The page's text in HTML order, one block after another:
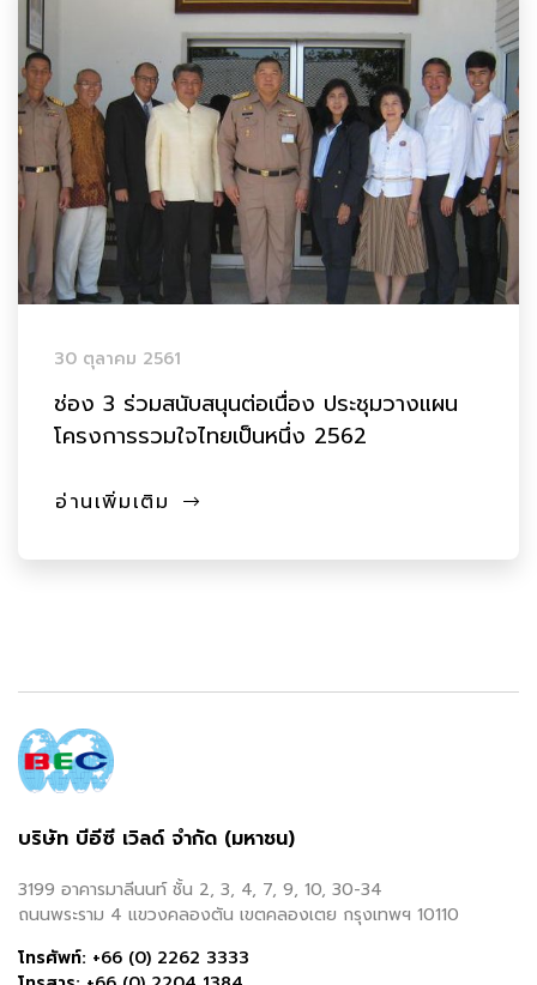
30 ตุลาคม 2561
ช่อง 3 ร่วมสนับสนุนต่อเนื่อง ประชุมวางแผน
โครงการรวมใจไทยเป็นหนึ่ง 2562
อ่านเพิ่มเติม
บริษัท บีอีซี เวิลด์ จำกัด (มหาชน)
3199 อาคารมาลีนนท์ ชั้น 2, 3, 4, 7, 9, 10, 30-34
ถนนพระราม 4 แขวงคลองตัน เขตคลองเตย กรุงเทพฯ 10110
โทรศัพท์: +66 (0) 2262 3333